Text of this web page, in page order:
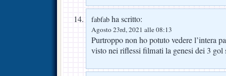
fabfab ha scritto:
Agosto 23rd, 2021 alle 08:13
Purtroppo non ho potuto vedere l’intera
visto nei riflessi filmati la genesi dei 3 gol